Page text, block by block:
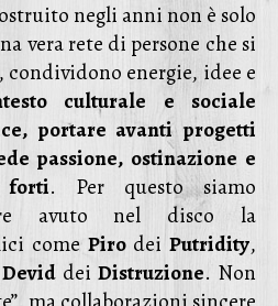
negli anni non è solo
vera rete di persone che si
condividono energie, idee e
culturale e sociale
portare avanti progetti
passione, ostinazione e
forti. Per questo siamo
avuto nel disco la
comePirodeiPutridity,
Deviddei Distruzione. Non